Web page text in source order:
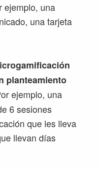
ejemplo, una
una tarjeta
planteamiento
ejemplo, una
6 sesiones
que les lleva
llevan días